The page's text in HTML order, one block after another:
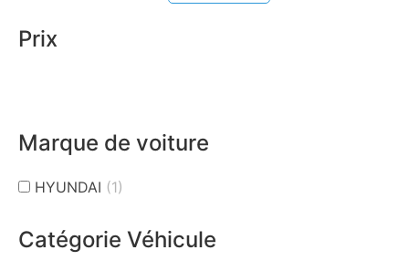
Prix
Marque de voiture
HYUNDAI (1)
Catégorie Véhicule